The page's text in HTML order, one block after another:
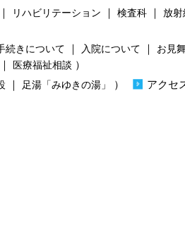
リハビリテーション 検査科 放射
続きについて 入院について お見
医療福祉相談 ）
足湯「みゆきの湯」 ） アクセ